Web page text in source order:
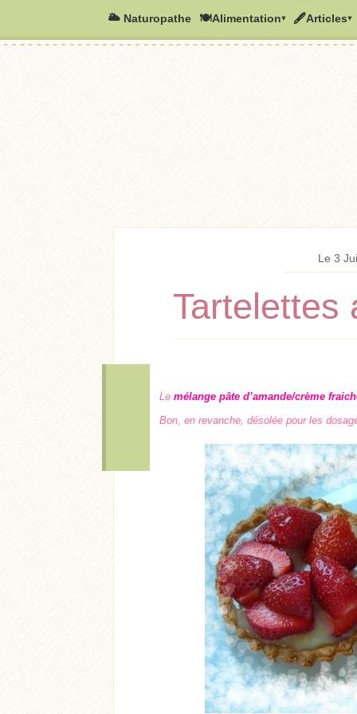
🌥️ Naturopathe 🍽Alimentation▾ 🖋Articles▾
Le 3
Tartelettes
Lemélange pâte d’amande/crème
Bon, en revanche, désolée pour les